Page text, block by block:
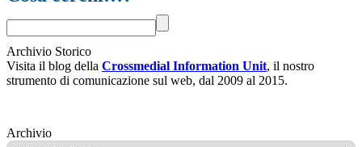
Archivio Storico
Visita il blog della Crossmedial Information Unit, il nostro
strumento di comunicazione sul web, dal 2009 al 2015.
ArchivioArchivio